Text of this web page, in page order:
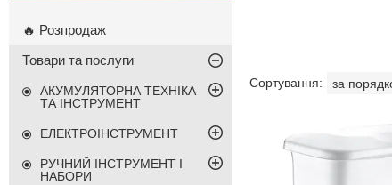
🔥 Розпродаж
Товари та послуги
АКУМУЛЯТОРНА ТЕХНІКА
ТА ІНСТРУМЕНТ
ЕЛЕКТРОІНСТРУМЕНТ
РУЧНИЙ ІНСТРУМЕНТ І
НАБОРИ